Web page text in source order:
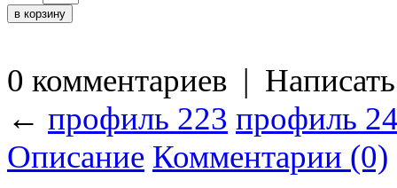
0 комментариев |
← профиль 223 профиль
Описание Комментарии (0)